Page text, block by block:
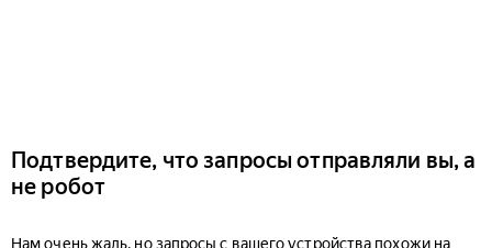
Подтвердите, что запросы отправляли вы, а
не робот
Нам очень жаль, но запросы с вашего устройства похожи на